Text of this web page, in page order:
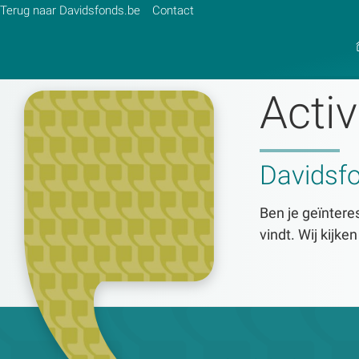
Terug naar Davidsfonds.be Contact
Ben je
vindt. Wij
Zoek: